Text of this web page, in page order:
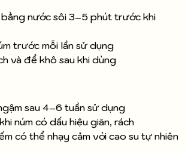
nước sôi 3–5 phút trước khi
trước mỗi lần sử dụng
và để khô sau khi dùng
sau 4–6 tuần sử dụng
núm có dấu hiệu giãn, rách
có thể nhạy cảm với cao su tự nhiên